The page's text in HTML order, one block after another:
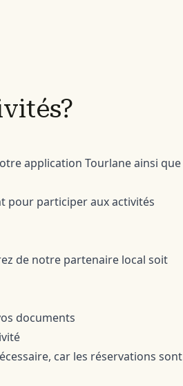
application Tourlane ainsi que
pour participer aux activités
de notre partenaire local soit
documents
car les réservations sont